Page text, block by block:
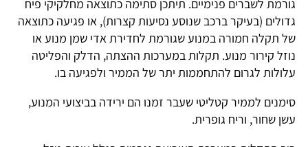
גורמת לשברים פנימיים. תיתכן סתימה כתוצאה מחלקיקי פיח
גדולים (בעיקר ברכב שנוסע נסיעות קצרות), או פגיעה כתוצאה
של תקלה חמורה במנוע שגורמת לחדירת אדי שמן מנוע או
נוזל קירור מנוע. תקלות במערכות ההצתה, הדלק והפליטה
עלולות לגרום להתחממות יתר של הממיר ולפגיעה בו.
סימנים לממיר קטליטי שעבר זמנו הם ירידה בביצועי המנוע,
עשן שחור, וריח גופרית.